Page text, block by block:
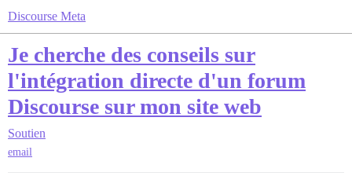
Discourse Meta
Je cherche des conseils sur
l'intégration directe d'un forum
Discourse sur mon site web
Soutien
email